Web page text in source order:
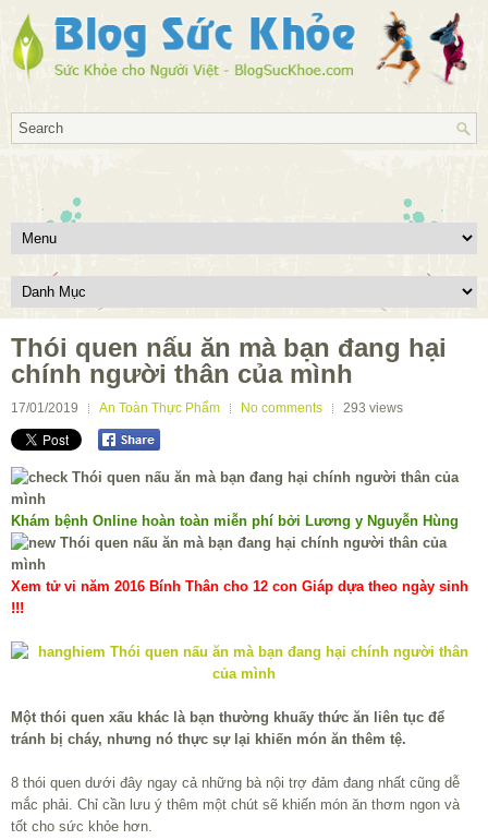
Thói quen nấu ăn mà bạn đang hại
chính người thân của mình
17/01/2019 An Toàn Thực Phẩm No comments 293 views
Khám bệnh Online hoàn toàn miễn phí bởi Lương y Nguyễn Hùng
Xem tử vi năm 2016 Bính Thân cho 12 con Giáp dựa theo ngày sinh
!!!
Một thói quen xấu khác là bạn thường khuấy thức ăn liên tục để
tránh bị cháy, nhưng nó thực sự lại khiến món ăn thêm tệ.
8 thói quen dưới đây ngay cả những bà nội trợ đảm đang nhất cũng dễ
mắc phải. Chỉ cần lưu ý thêm một chút sẽ khiến món ăn thơm ngon và
tốt cho sức khỏe hơn.